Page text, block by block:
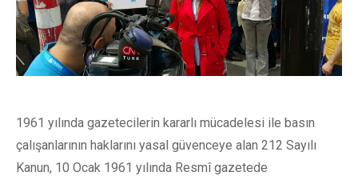
1961 yılında gazetecilerin kararlı mücadelesi ile basın
çalışanlarının haklarını yasal güvenceye alan 212 Sayılı
Kanun, 10 Ocak 1961 yılında Resmî gazetede